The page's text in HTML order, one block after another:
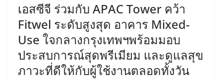
เอสซีจี ร่วมกับ APAC Tower คว้า
Fitwel ระดับสูงสุด อาคาร Mixed-
Use ใจกลางกรุงเทพฯพร้อมมอบ
ประสบการณ์สุดพรีเมียม และดูแลสุข
ภาวะที่ดีให้กับผู้ใช้งานตลอดทั้งวัน